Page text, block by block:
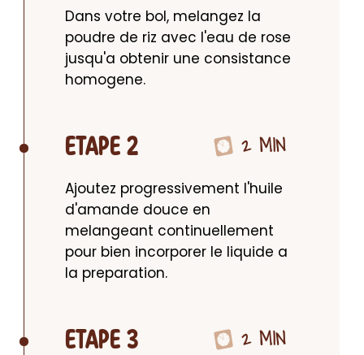
Dans votre bol, melangez la
poudre de riz avec l'eau de rose
jusqu'a obtenir une consistance
homogene.
ETAPE 2 2 MIN
Ajoutez progressivement l'huile
d'amande douce en
melangeant continuellement
pour bien incorporer le liquide a
la preparation.
ETAPE 3 2 MIN